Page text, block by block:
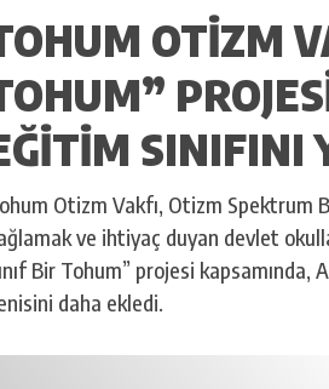
OTIZM
SINIFINI
Otizm Vakfı, Otizm Spektrum
ve ihtiyaç duyan devlet
Bir Tohum” projesi
daha ekledi.